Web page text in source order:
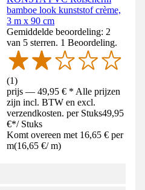
bamboe look kunststof crème,
3 m x 90 cm
Gemiddelde beoordeling: 2
van 5 sterren. 1 Beoordeling.
(1)
prijs — 49,95 € * Alle prijzen
zijn incl. BTW en excl.
verzendkosten. per Stuks49,95
€*/ Stuks
Komt overeen met 16,65 € per
m(16,65 €/ m)